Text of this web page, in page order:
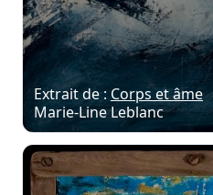
Extrait de : Corps et âme
Marie-Line Leblanc